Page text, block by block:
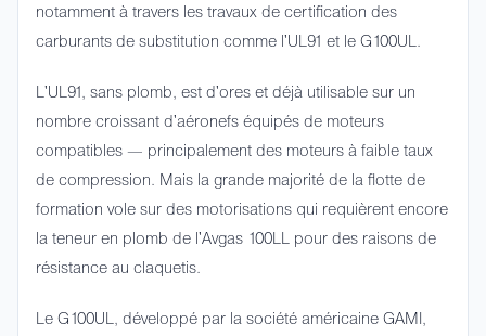
notamment à travers les travaux de certification des
carburants de substitution comme l'UL91 et le G100UL.
L'UL91, sans plomb, est d'ores et déjà utilisable sur un
nombre croissant d'aéronefs équipés de moteurs
compatibles — principalement des moteurs à faible taux
de compression. Mais la grande majorité de la flotte de
formation vole sur des motorisations qui requièrent encore
la teneur en plomb de l'Avgas 100LL pour des raisons de
résistance au claquetis.
Le G100UL, développé par la société américaine GAMI,